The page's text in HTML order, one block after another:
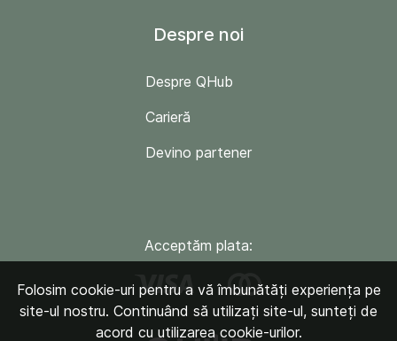
Despre noi
Despre QHub
Carieră
Devino partener
Acceptăm plata:
Folosim cookie-uri pentru a vă îmbunătăți experiența pe
site-ul nostru. Continuând să utilizați site-ul, sunteți de
acord cu utilizarea cookie-urilor.